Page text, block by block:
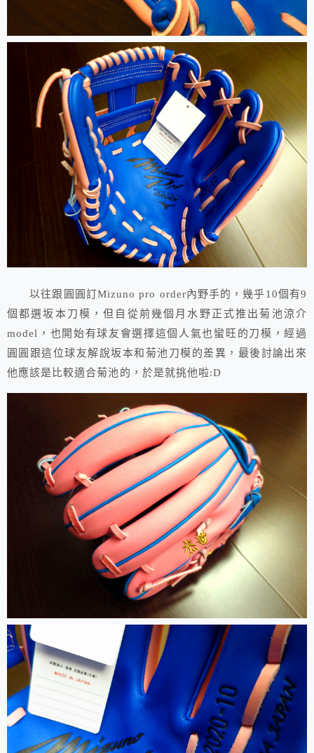
以往跟圓圓訂Mizuno pro order內野手的，幾乎10個有9
個都選坂本刀模，但自從前幾個月水野正式推出菊池涼介
model，也開始有球友會選擇這個人氣也蠻旺的刀模，經過
圓圓跟這位球友解說坂本和菊池刀模的差異，最後討論出來
他應該是比較適合菊池的，於是就挑他啦:D